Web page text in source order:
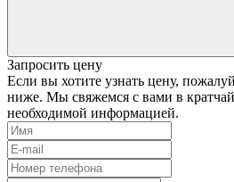
Запросить цену
Если вы хотите узнать цену,
ниже. Мы свяжемся с вами в
необходимой информацией.